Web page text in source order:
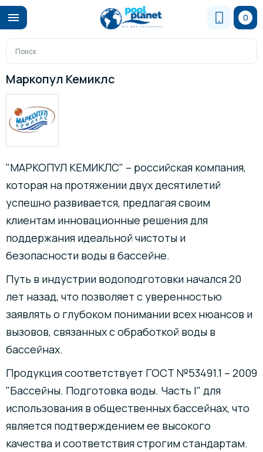
0
Маркопул Кемиклс
"МАРКОПУЛ КЕМИКЛС" – российская компания,
которая на протяжении двух десятилетий
успешно развивается, предлагая своим
клиентам инновационные решения для
поддержания идеальной чистоты и
безопасности воды в бассейне.
Путь в индустрии водоподготовки начался 20
лет назад, что позволяет с уверенностью
заявлять о глубоком понимании всех нюансов и
вызовов, связанных с обработкой воды в
бассейнах.
Продукция соответствует ГОСТ №53491.1 – 2009
"Бассейны. Подготовка воды. Часть I" для
использования в общественных бассейнах, что
является подтверждением ее высокого
качества и соответствия строгим стандартам.